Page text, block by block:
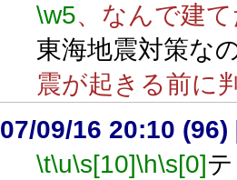
\w5、なんで建
東海地震対策な
震が起きる前に
07/09/16 20:10 (96)
\t\u\s[10]\h\s[0]